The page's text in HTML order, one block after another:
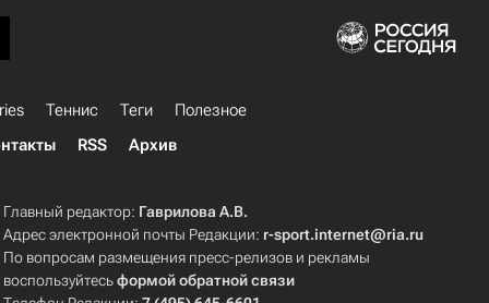
Теннис Теги
Полезное
RSS Архив
Главный редактор: Гаврилова А.В.
Адрес электронной почты Редакции: r-sport.internet@ria.ru
По вопросам размещения пресс-релизов и рекламы
воспользуйтесьформой обратной связи